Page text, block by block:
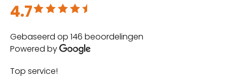
4.7
Beoordeeld met 4.7 uit 5
Gebaseerd op 146 beoordelingen
Powered by
Top service!